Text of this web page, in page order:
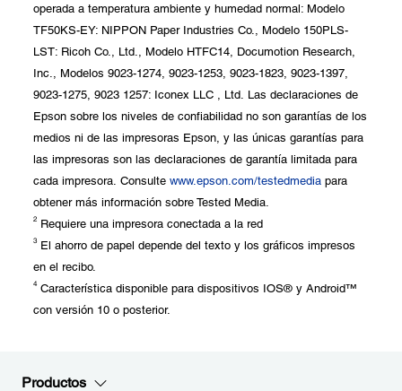
operada a temperatura ambiente y humedad normal: Modelo
TF50KS-EY: NIPPON Paper Industries Co., Modelo 150PLS-
LST: Ricoh Co., Ltd., Modelo HTFC14, Documotion Research,
Inc., Modelos 9023-1274, 9023-1253, 9023-1823, 9023-1397,
9023-1275, 9023 1257: Iconex LLC , Ltd. Las declaraciones de
Epson sobre los niveles de confiabilidad no son garantías de los
medios ni de las impresoras Epson, y las únicas garantías para
las impresoras son las declaraciones de garantía limitada para
cada impresora. Consultewww.epson.com/testedmedia para
obtener más información sobre Tested Media.
2 Requiere una impresora conectada a la red
3El ahorro de papel depende del texto y los gráficos impresos
en el recibo.
4Característica disponible para dispositivos IOS® y Android™
con versión 10 o posterior.
Productos